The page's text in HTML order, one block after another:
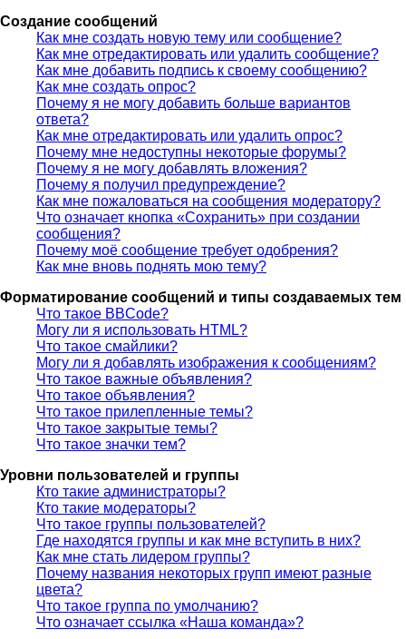
Создание сообщений
Как мне создать новую тему или сообщение?
Как мне отредактировать или удалить сообщение?
Как мне добавить подпись к своему сообщению?
Как мне создать опрос?
Почему я не могу добавить больше вариантов
ответа?
Как мне отредактировать или удалить опрос?
Почему мне недоступны некоторые форумы?
Почему я не могу добавлять вложения?
Почему я получил предупреждение?
Как мне пожаловаться на сообщения модератору?
Что означает кнопка «Сохранить» при создании
сообщения?
Почему моё сообщение требует одобрения?
Как мне вновь поднять мою тему?
Форматирование сообщений и типы создаваемых тем
Что такое BBCode?
Могу ли я использовать HTML?
Что такое смайлики?
Могу ли я добавлять изображения к сообщениям?
Что такое важные объявления?
Что такое объявления?
Что такое прилепленные темы?
Что такое закрытые темы?
Что такое значки тем?
Уровни пользователей и группы
Кто такие администраторы?
Кто такие модераторы?
Что такое группы пользователей?
Где находятся группы и как мне вступить в них?
Как мне стать лидером группы?
Почему названия некоторых групп имеют разные
цвета?
Что такое группа по умолчанию?
Что означает ссылка «Наша команда»?